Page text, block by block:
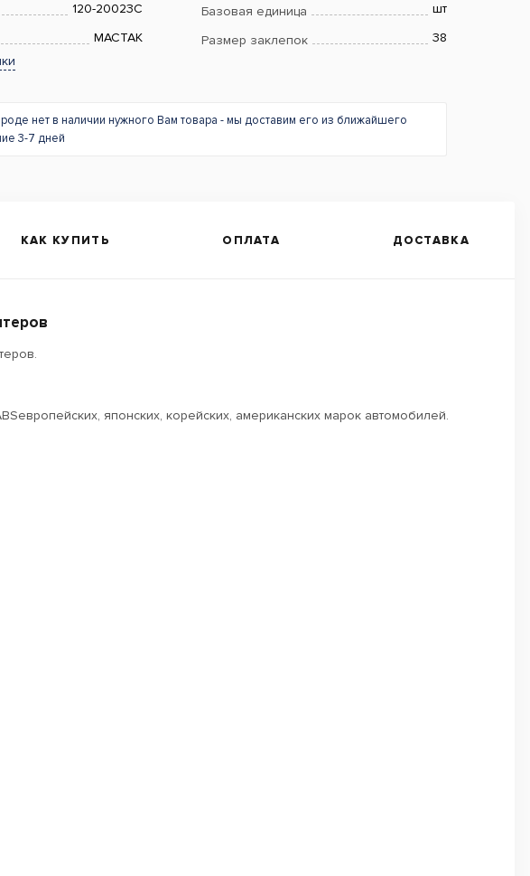
120-20023C Базовая единица шт
МАСТАК Размер заклепок
38
нет в наличии нужного Вам товара - мы доставим его из ближайшего
3-7 дней
КАК КУПИТЬ ОПЛАТА ДОСТАВКА
японских, корейских, американских марок автомобилей.